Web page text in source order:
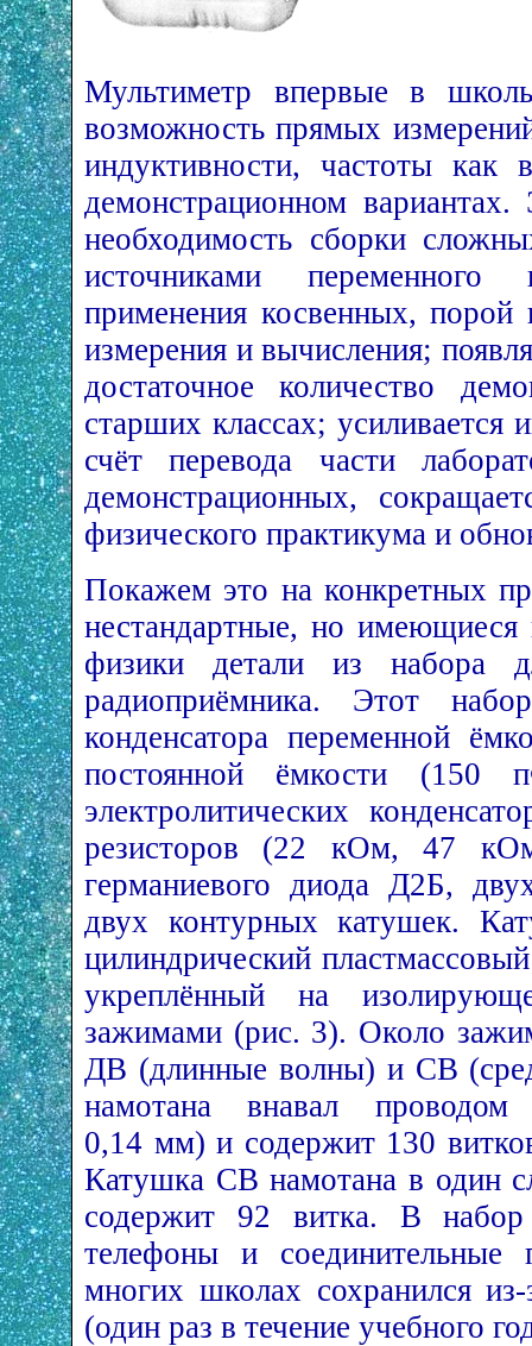
Мультиметр впервые в
возможность прямых
индуктивности, частоты
демонстрационном
необходимость сборки
источниками
применения косвенных,
измерения и вычисления;
достаточное количество
старших классах; усиливается
счёт перевода части
демонстрационных,
физического практикума и
Покажем это на конкретных
нестандартные, но
физики детали из набора
радиоприёмника. Этот
конденсатора переменной
постоянной ёмкости
электролитических
резисторов (22 кОм, 47
германиевого диода Д2Б,
двух контурных катушек.
цилиндрический
укреплённый на
зажимами (рис. 3). Около
ДВ (длинные волны) и СВ
намотана внавал
0,14 мм) и содержит 130
Катушка СВ намотана в один
содержит 92 витка. В набор
телефоны и
многих школах сохранился из-
(один раз в течение учебного